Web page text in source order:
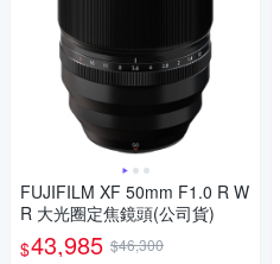
FUJIFILM XF 50mm F1.0 R W
R 大光圈定焦鏡頭(公司貨)
$43,985 $46,300